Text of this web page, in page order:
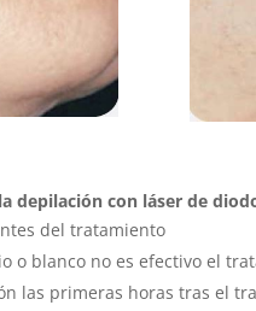
depilación con láser de
del tratamiento
o blanco no es efectivo el
las primeras horas tras el